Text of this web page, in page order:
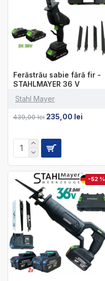
Stahl Mayer
Ferăstrău sabie fără fir -
STAHLMAYER 36 V
439,00 lei 235,00 lei
-52 %